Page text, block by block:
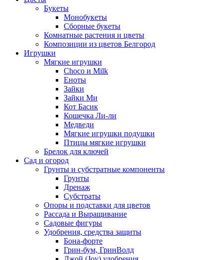
Букеты
Монобукеты
Сборные букеты
Комнатные растения и цветы
Композиции из цветов Белгород
Игрушки
Мягкие игрушки
Choco и Milk
Еноты
Зайки
Зайки Ми
Кот Басик
Кошечка Ли-ли
Медведи
Мягкие игрушки подушки
Птицы мягкие игрушки
Брелок для ключей
Сад и огород
Грунты и субстратные компоненты
Грунты
Дренаж
Субстраты
Опоры и подставки для цветов
Рассада и Выращивание
Садовые фигуры
Удобрения, средства защиты
Бона-форте
Грин-бум, ГринВолд